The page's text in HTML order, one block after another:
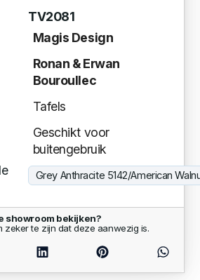
TV2081
Magis Design
Ronan & Erwan
Bouroullec
Tafels
Geschikt voor
buitengebruik
Grey Anthracite 5142/American
showroom bekijken?
zeker te zijn dat deze aanwezig is.